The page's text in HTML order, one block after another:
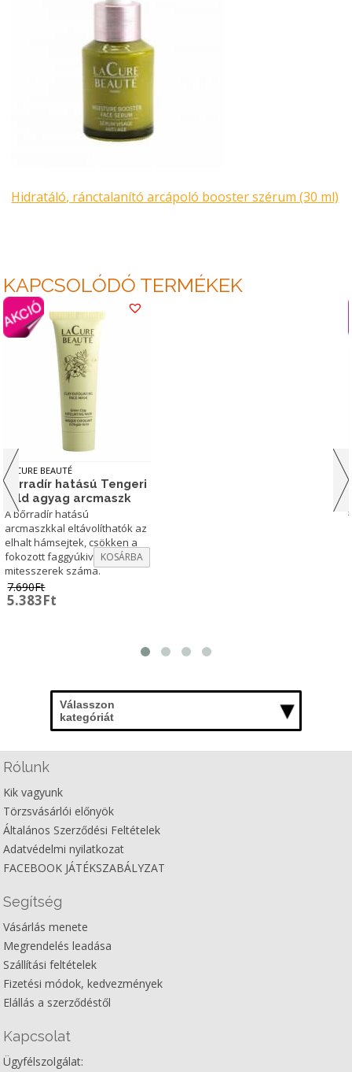
Hidratáló, ránctalanító arcápoló booster szérum (30 ml)
KAPCSOLÓDÓ TERMÉKEK
LA CURE BEAUTÉ
Bőrradír hatású Tengeri
zöld agyag arcmaszk
A bőrradír hatású
arcmaszkkal eltávolíthatók az
elhalt hámsejtek, csökken a
fokozott faggyúkiválás és a
mitesszerek száma.
7.690Ft
Original
5.383Ft
KOSÁRBA
Válasszon
kategóriát
Rólunk
Kik vagyunk
Törzsvásárlói előnyök
Általános Szerződési Feltételek
Adatvédelmi nyilatkozat
FACEBOOK JÁTÉKSZABÁLYZAT
Segítség
Vásárlás menete
Megrendelés leadása
Szállítási feltételek
Fizetési módok, kedvezmények
Elállás a szerződéstől
Kapcsolat
Ügyfélszolgálat: